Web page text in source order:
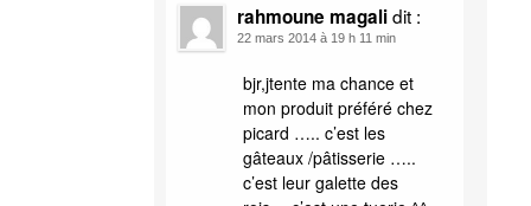
rahmoune magalidit :
22 mars 2014 à 19 h 11 min
bjr,jtente ma chance et
mon produit préféré chez
picard ….. c’est les
gâteaux /pâtisserie …..
c’est leur galette des